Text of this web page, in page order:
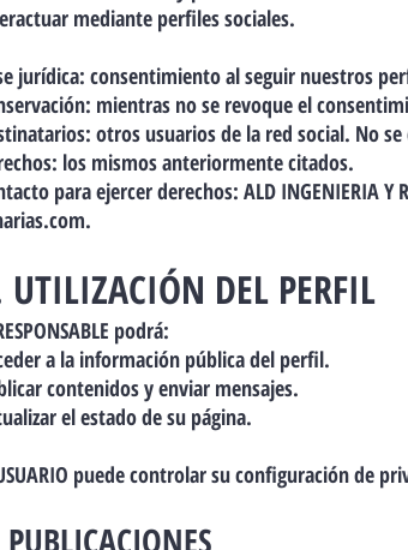
mediante perfiles sociales.
jurídica: consentimiento al seguir nuestros
mientras no se revoque el
otros usuarios de la red social. No
los mismos anteriormente citados.
para ejercer derechos: ALD INGENIERIA Y
.
DEL PERFIL
podrá:
a la información pública del perfil.
contenidos y enviar mensajes.
el estado de su página.
puede controlar su configuración de